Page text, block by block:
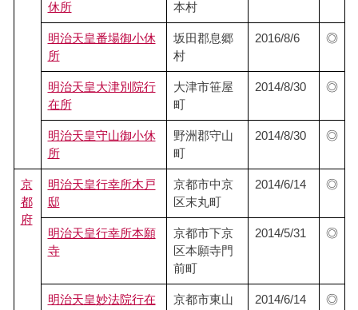
休所
本村
明治天皇番場御小休
所
坂田郡息郷
村
2016/8/6 ◎
明治天皇大津別院行
在所
大津市笹屋
町
2014/8/30 ◎
明治天皇守山御小休
所
野洲郡守山
町
2014/8/30 ◎
京
都
府
明治天皇行幸所木戸
邸
京都市中京
区末丸町
2014/6/14 ◎
明治天皇行幸所本願
寺
京都市下京
区本願寺門
前町
2014/5/31 ◎
明治天皇妙法院行在
京都市東山
2014/6/14 ◎